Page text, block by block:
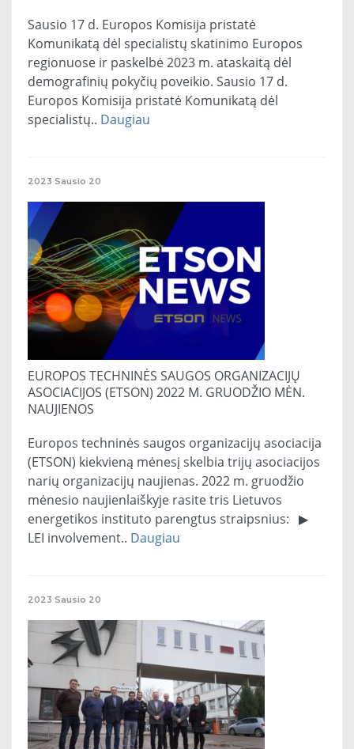
Sausio 17 d. Europos Komisija pristatė
Komunikatą dėl specialistų skatinimo Europos
regionuose ir paskelbė 2023 m. ataskaitą dėl
demografinių pokyčių poveikio. Sausio 17 d.
Europos Komisija pristatė Komunikatą dėl
specialistų.. Daugiau
2023 Sausio 20
EUROPOS TECHNINĖS SAUGOS ORGANIZACIJŲ
ASOCIACIJOS (ETSON) 2022 M. GRUODŽIO MĖN.
NAUJIENOS
Europos techninės saugos organizacijų asociacija
(ETSON) kiekvieną mėnesį skelbia trijų asociacijos
narių organizacijų naujienas. 2022 m. gruodžio
mėnesio naujienlaiškyje rasite tris Lietuvos
energetikos instituto parengtus straipsnius: ▶
LEI involvement.. Daugiau
2023 Sausio 20